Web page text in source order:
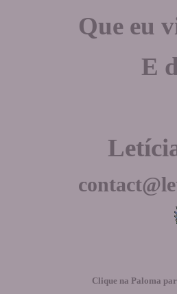
Que eu
E
Clique na Paloma